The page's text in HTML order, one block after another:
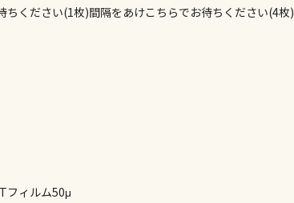
ください(1枚)間隔をあけこちらでお待ちください(4枚)
フィルム50μ